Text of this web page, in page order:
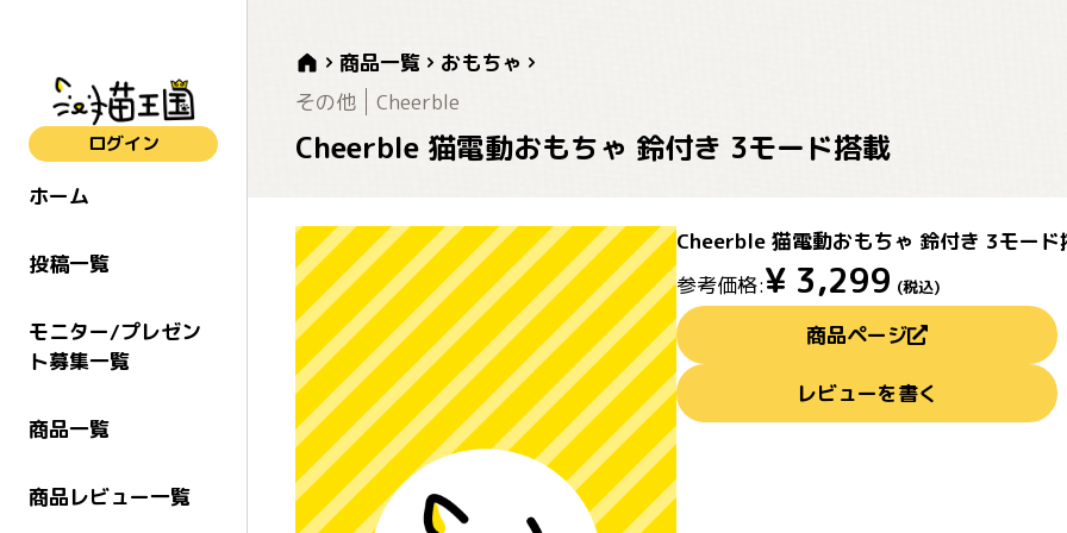
ログイン
ホーム
投稿一覧
モニター/プレゼン
ト募集一覧
商品一覧
商品レビュー一覧
商品一覧
おもちゃ
その他
Cheerble
Cheerble 猫電動おもちゃ 鈴付き 3モード搭載
Cheerble 猫電動おもちゃ 鈴付き 3モード
参考価格:¥ 3,299 (税込)
商品ページ
レビューを書く